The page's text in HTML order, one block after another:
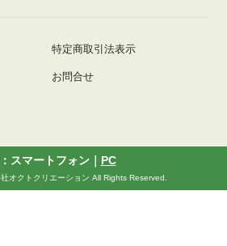
特定商取引法表示
お問合せ
スマートフォン｜ PC
オクトクリエーション All Rights Reserved.